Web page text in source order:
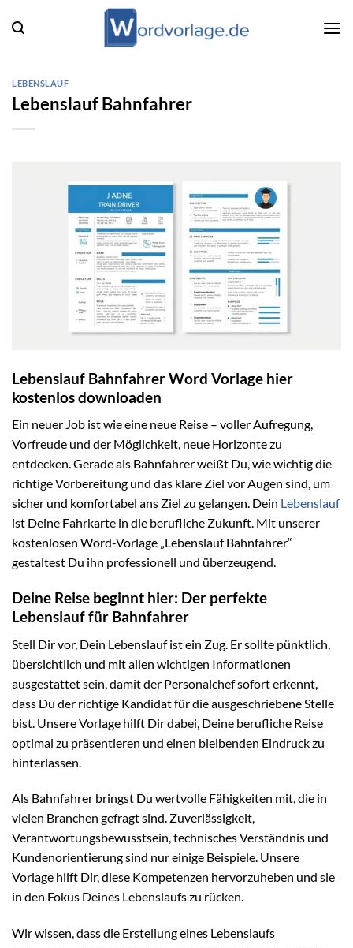
Inhalt
LEBENSLAUF
Lebenslauf Bahnfahrer
Lebenslauf Bahnfahrer Word Vorlage hier
kostenlos downloaden
Ein neuer Job ist wie eine neue Reise – voller Aufregung,
Vorfreude und der Möglichkeit, neue Horizonte zu
entdecken. Gerade als Bahnfahrer weißt Du, wie wichtig die
richtige Vorbereitung und das klare Ziel vor Augen sind, um
sicher und komfortabel ans Ziel zu gelangen. Dein Lebenslauf
ist Deine Fahrkarte in die berufliche Zukunft. Mit unserer
kostenlosen Word-Vorlage „Lebenslauf Bahnfahrer“
gestaltest Du ihn professionell und überzeugend.
Deine Reise beginnt hier: Der perfekte
Lebenslauf für Bahnfahrer
Stell Dir vor, Dein Lebenslauf ist ein Zug. Er sollte pünktlich,
übersichtlich und mit allen wichtigen Informationen
ausgestattet sein, damit der Personalchef sofort erkennt,
dass Du der richtige Kandidat für die ausgeschriebene Stelle
bist. Unsere Vorlage hilft Dir dabei, Deine berufliche Reise
optimal zu präsentieren und einen bleibenden Eindruck zu
hinterlassen.
Als Bahnfahrer bringst Du wertvolle Fähigkeiten mit, die in
vielen Branchen gefragt sind. Zuverlässigkeit,
Verantwortungsbewusstsein, technisches Verständnis und
Kundenorientierung sind nur einige Beispiele. Unsere
Vorlage hilft Dir, diese Kompetenzen hervorzuheben und sie
in den Fokus Deines Lebenslaufs zu rücken.
Wir wissen, dass die Erstellung eines Lebenslaufs